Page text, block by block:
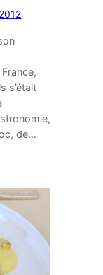
2012
s’était
de…